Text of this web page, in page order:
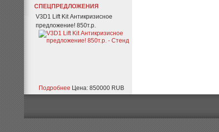
СПЕЦПРЕДЛОЖЕНИЯ
V3D1 Lift Kit Антикризисное
предложение! 850т.р.
Подробнее Цена: 850000 RUB